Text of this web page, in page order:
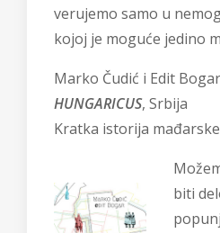
verujemo samo u
kojoj je moguće jedino
Marko Čudić i Edit
HUNGARICUS, Srbija
Kratka istorija
biti